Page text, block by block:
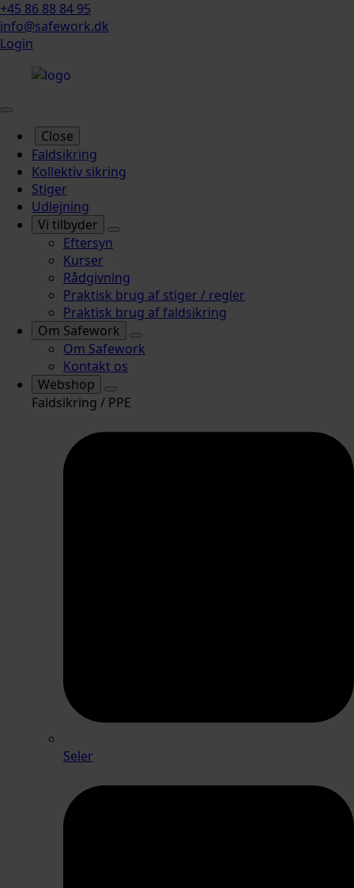
+45 86 88 84 95
info@safework.dk
Login
Close
Faldsikring
Kollektiv sikring
Stiger
Udlejning
Vi tilbyder
Eftersyn
Kurser
Rådgivning
Praktisk brug af stiger / regler
Praktisk brug af faldsikring
Om Safework
Om Safework
Kontakt os
Webshop
Faldsikring / PPE
Seler